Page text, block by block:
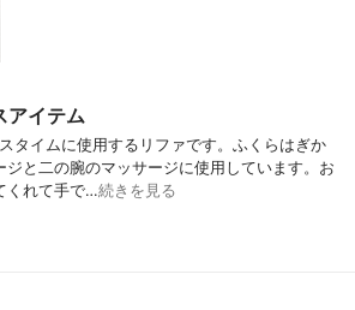
アイテム
タイムに使用するリファです。ふくらはぎか
ジと二の腕のマッサージに使用しています。お
くれて手で…続きを見る